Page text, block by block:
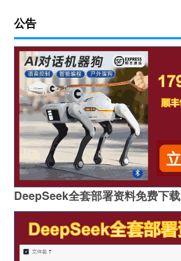
公告
DeepSeek全套部署资料免费下载